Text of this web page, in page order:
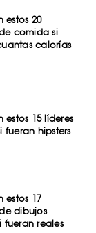
estos 20
comida si
calorías
estos 15 líderes
fueran hipsters
estos 17
dibujos
fueran reales